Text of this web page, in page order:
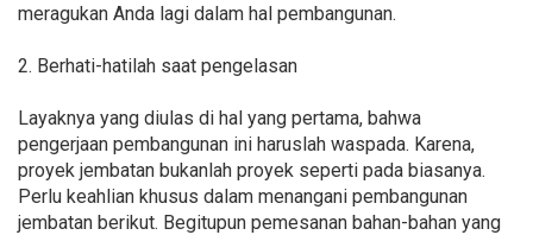
meragukan Anda lagi dalam hal pembangunan.
2. Berhati-hatilah saat pengelasan
Layaknya yang diulas di hal yang pertama, bahwa
pengerjaan pembangunan ini haruslah waspada. Karena,
proyek jembatan bukanlah proyek seperti pada biasanya.
Perlu keahlian khusus dalam menangani pembangunan
jembatan berikut. Begitupun pemesanan bahan-bahan yang